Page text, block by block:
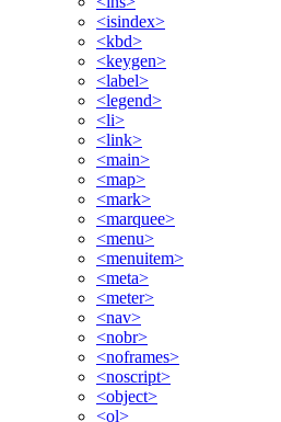
<isindex>
<kbd>
<keygen>
<label>
<legend>
<li>
<link>
<main>
<map>
<mark>
<marquee>
<menu>
<menuitem>
<meta>
<meter>
<nav>
<nobr>
<noframes>
<noscript>
<object>
<ol>